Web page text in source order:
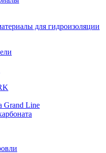
для гидроизоляции
Grand Line